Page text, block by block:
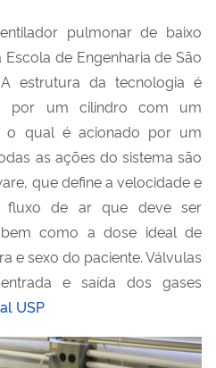
pulmonar de baixo
de Engenharia de São
estrutura da tecnologia é
por um cilindro com um
o qual é acionado por um
as ações do sistema são
que define a velocidade e
fluxo de ar que deve ser
como a dose ideal de
e sexo do paciente. Válvulas
e saída dos gases
USP